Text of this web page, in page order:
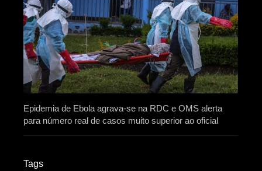
Epidemia de Ebola agrava-se na RDC e OMS alerta
para número real de casos muito superior ao oficial
Tags